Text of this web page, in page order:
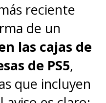
reciente
de un
las cajas de
de PS5,
que incluyen